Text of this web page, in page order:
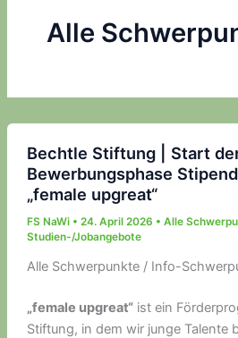
Alle
Bechtle Stiftung | Start
Bewerbungsphase
„female upgreat“
FS NaWi • 24. April 2026 • Alle
Studien-/Jobangebote
Alle Schwerpunkte / Info-
„female upgreat“ist ein
Stiftung, in dem wir junge Talente